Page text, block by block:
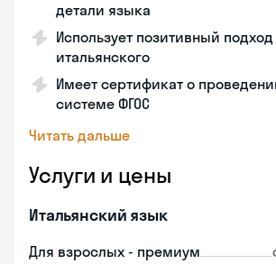
детали языка
Использует позитивный
итальянского
Имеет сертификат о
системе ФГОС
Читать дальше
Услуги и цены
Итальянский язык
Для взрослых - премиум